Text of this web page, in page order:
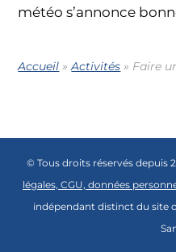
météo s’annonce
Accueil »Activités » Faire
© Tous droits réservés depuis
légales, CGU, données
indépendant distinct du site